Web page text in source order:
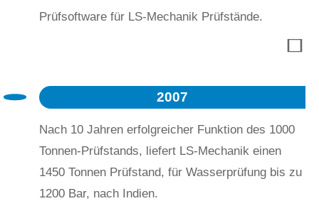
Prüfsoftware für LS-Mechanik Prüfstände.
2007
Nach 10 Jahren erfolgreicher Funktion des 1000
Tonnen-Prüfstands, liefert LS-Mechanik einen
1450 Tonnen Prüfstand, für Wasserprüfung bis zu
1200 Bar, nach Indien.